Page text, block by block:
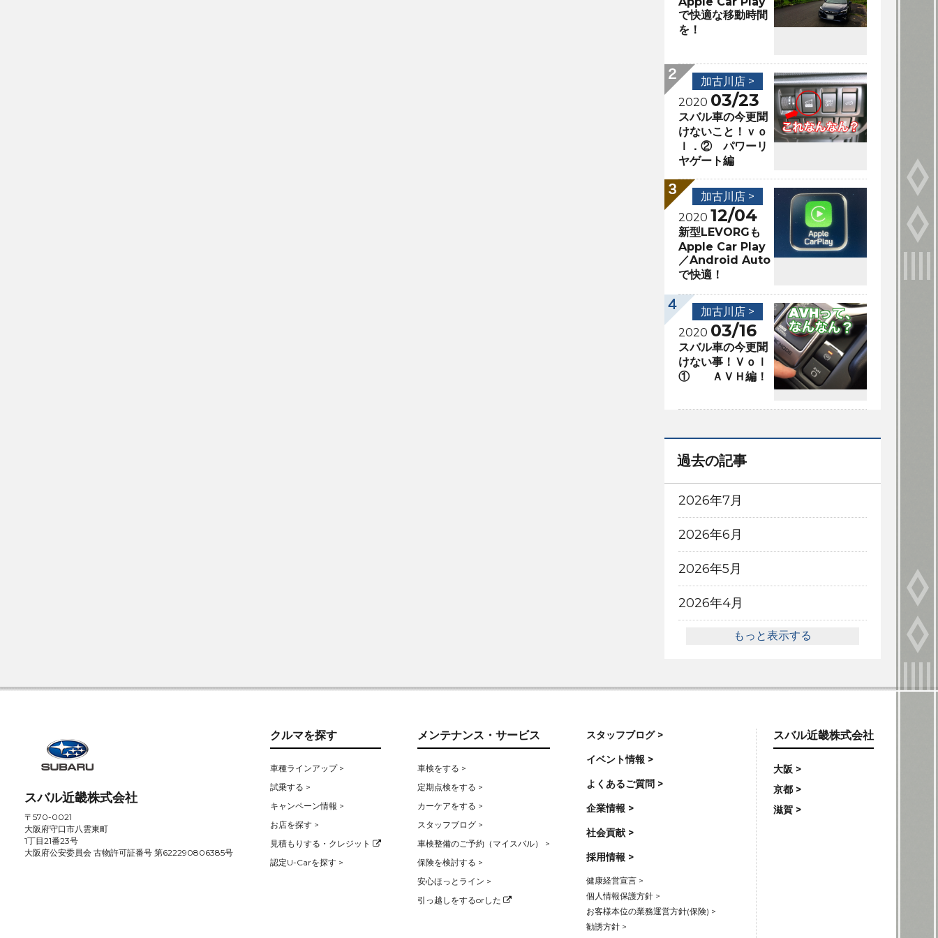
で快適な移動時間
を！
加古川店 >
2020 03/23
スバル車の今更聞
けないこと！ｖｏ
ｌ．② パワーリ
ヤゲート編
加古川店 >
2020 12/04
新型LEVORGも
Apple Car Play
／Android Auto
で快適！
加古川店 >
2020 03/16
スバル車の今更聞
けない事！Ｖｏｌ
① ＡＶＨ編！
過去の記事
2026年7月
2026年6月
2026年5月
2026年4月
もっと表示する
スバル近畿株式会社
〒570-0021
大阪府守口市八雲東町
1丁目21番23号
大阪府公安委員会 古物許可証番号 第622290806385号
クルマを探す
車種ラインアップ >
試乗する >
キャンペーン情報 >
お店を探す >
見積もりする・クレジット
認定U-Carを探す >
メンテナンス・サービス
車検をする >
定期点検をする >
カーケアをする >
スタッフブログ >
車検整備のご予約（マイスバル） >
保険を検討する >
安心ほっとライン >
引っ越しをするorした
スタッフブログ >
イベント情報 >
よくあるご質問 >
企業情報 >
社会貢献 >
採用情報 >
健康経営宣言 >
個人情報保護方針 >
お客様本位の業務運営方針(保険) >
勧誘方針 >
スバル近畿株式会社
大阪 >
京都 >
滋賀 >